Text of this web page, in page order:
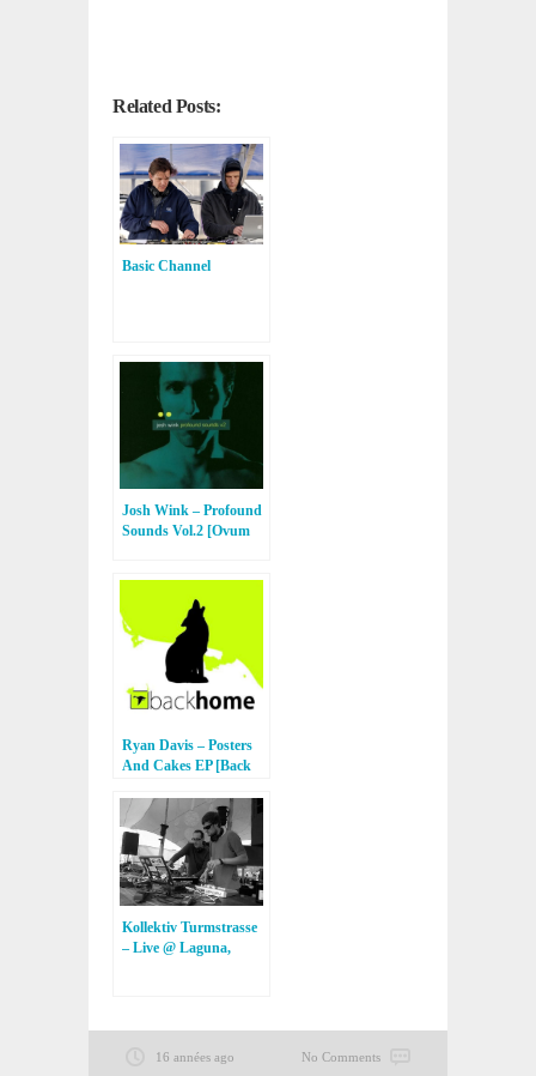
Related Posts:
Basic Channel
Josh Wink – Profound
Sounds Vol.2 [Ovum
Ryan Davis – Posters
And Cakes EP [Back
Kollektiv Turmstrasse
– Live @ Laguna,
16 années ago No Comments